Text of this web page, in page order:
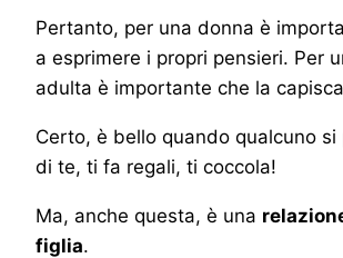
Pertanto, per una donna è
a esprimere i propri pensieri. Per
adulta è importante che la
Certo, è bello quando qualcuno si
di te, ti fa regali, ti coccola!
Ma, anche questa, è una
figlia.